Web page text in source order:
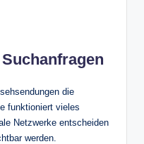
die
funktioniert vieles
Netzwerke entscheiden
werden.